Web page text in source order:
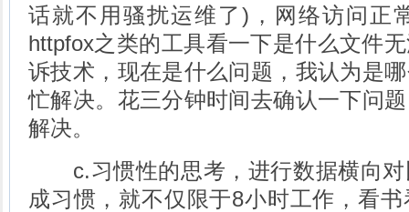
话就不用骚扰运维了)，网络访问正
httpfox之类的工具看一下是什么文件
诉技术，现在是什么问题，我认为是
忙解决。花三分钟时间去确认一下问
解决。
c.习惯性的思考，进行数据横向对
成习惯，就不仅限于8小时工作，看